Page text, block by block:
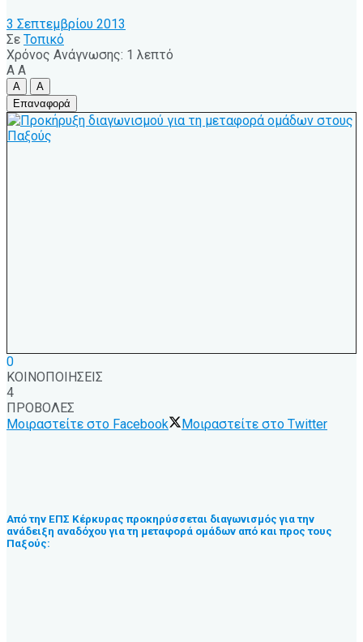
3 Σεπτεμβρίου 2013
Σε Τοπικό
Χρόνος Ανάγνωσης: 1 λεπτό
A A
A
A
Επαναφορά
0
ΚΟΙΝΟΠΟΙΗΣΕΙΣ
4
ΠΡΟΒΟΛΕΣ
Μοιραστείτε στο Facebook
Μοιραστείτε στο Twitter
Από την ΕΠΣ Κέρκυρας προκηρύσσεται διαγωνισμός για την
ανάδειξη αναδόχου για τη μεταφορά ομάδων από και προς τους
Παξούς: